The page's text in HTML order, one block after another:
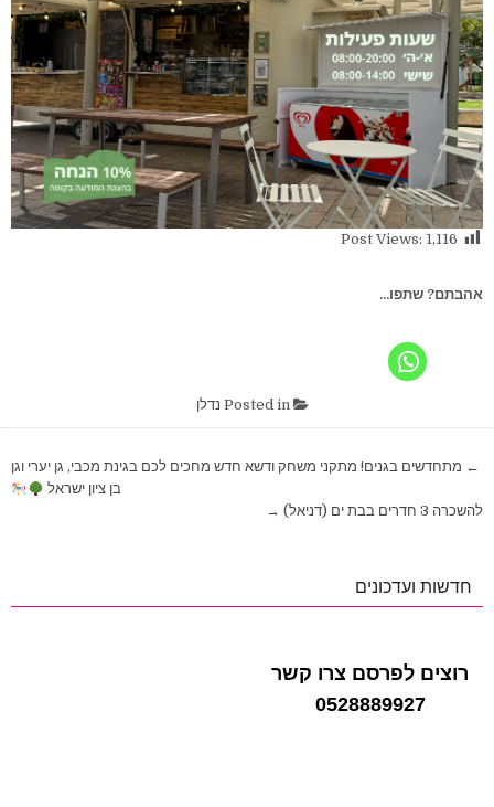
Post Views: 1,116
אהבתם? שתפו...
Posted in נדלן
ניווט
← מתחדשים בגנים! מתקני משחק ודשא חדש מחכים לכם בגינת מכבי, גן יערי וגן
בן ציון ישראל
להשכרה 3 חדרים בבת ים (דניאל) →
חדשות ועדכונים
רוצים לפרסם צרו קשר
0528889927